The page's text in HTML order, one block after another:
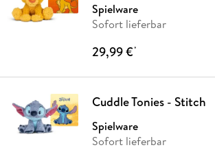
Spielware
Sofort lieferbar
29,99 €*
Cuddle Tonies - Stitch
Spielware
Sofort lieferbar